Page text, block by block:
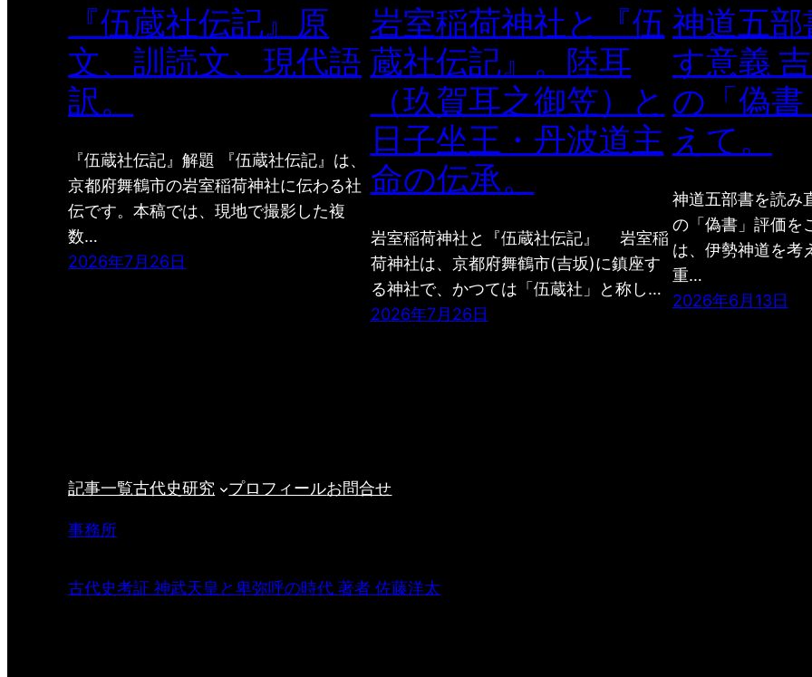
『伍蔵社伝記』原
文、訓読文、現代語
訳。
『伍蔵社伝記』解題 『伍蔵社伝記』は、
京都府舞鶴市の岩室稲荷神社に伝わる社
伝です。本稿では、現地で撮影した複
数…
2026年7月26日
岩室稲荷神社と『伍
蔵社伝記』。陸耳
（玖賀耳之御笠）と
日子坐王・丹波道主
命の伝承。
岩室稲荷神社と『伍蔵社伝記』 岩室稲
荷神社は、京都府舞鶴市(吉坂)に鎮座す
る神社で、かつては「伍蔵社」と称し…
2026年7月26日
神道五
す意義
の「偽
えて。
神道五部書を読み
の「偽書」評価
は、伊勢神道を考
重…
2026年6月13日
記事一覧古代史研究 プロフィールお問合せ
事務所
古代史考証 神武天皇と卑弥呼の時代 著者 佐藤洋太